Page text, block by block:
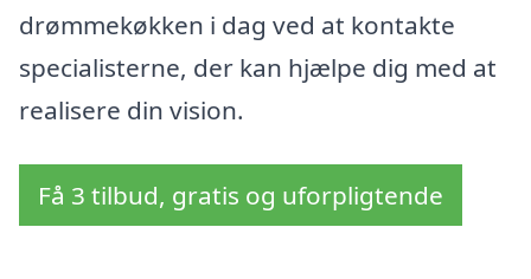
drømmekøkken i dag ved at kontakte
specialisterne, der kan hjælpe dig med at
realisere din vision.
Få 3 tilbud, gratis og uforpligtende